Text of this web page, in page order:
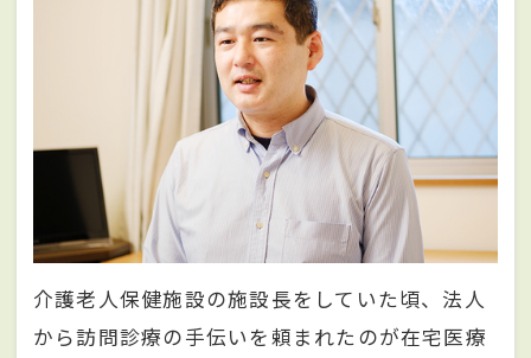
介護老人保健施設の施設長をしていた頃、法人
から訪問診療の手伝いを頼まれたのが在宅医療